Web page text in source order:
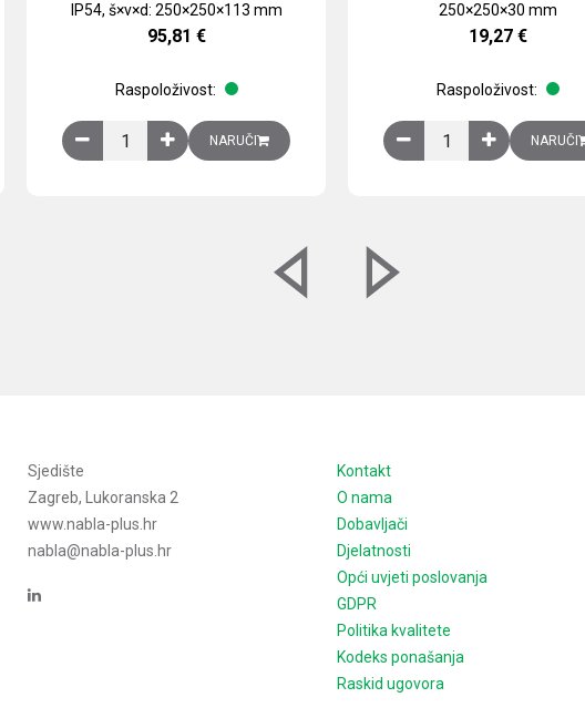
galvanizirani čelični lim količina
IP54, š×v×d: 250×250×113 mm
95,81 €
Raspoloživost:
Ventilator 255(290) m3/h, 40 W, 230V AC, 50/60 Hz, RAL 7035,
NARUČI
250×250×30 mm
19,27 €
Raspoloživost:
Izlazna rešetka saNARUČI
Sjedište
Zagreb, Lukoranska 2
www.nabla-plus.hr
nabla@nabla-plus.hr
Kontakt
O nama
Dobavljači
Djelatnosti
Opći uvjeti poslovanja
GDPR
Politika kvalitete
Kodeks ponašanja
Raskid ugovora